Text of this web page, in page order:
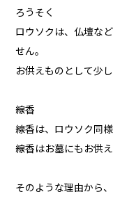
ろうそく
ロウソクは、仏壇な
せん。
お供えものとして少
線香
線香は、ロウソク同
線香はお墓にもお供
そのような理由から